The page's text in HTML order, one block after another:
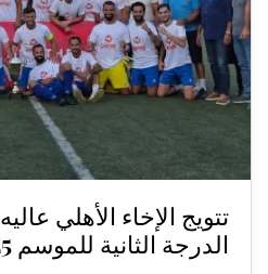
تتويج الإخاء الأهلي
الدرجة الثانية للموسم 2025-2026